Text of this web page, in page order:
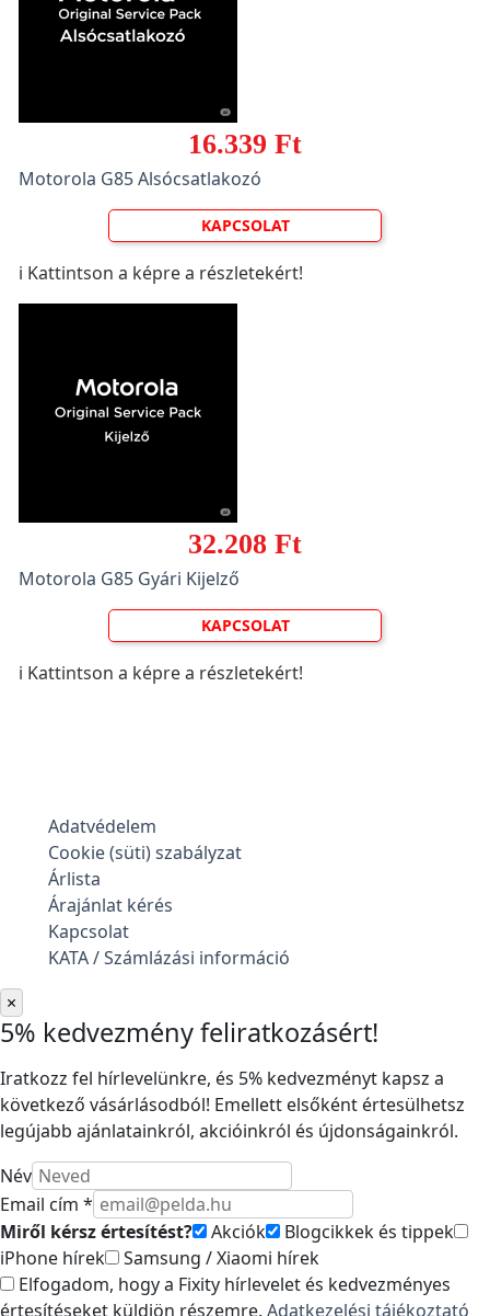
16.339 Ft
Motorola G85 Alsócsatlakozó
KAPCSOLAT
ℹ️ Kattintson a képre a részletekért!
32.208 Ft
Motorola G85 Gyári Kijelző
KAPCSOLAT
ℹ️ Kattintson a képre a részletekért!
Adatvédelem
Cookie (süti) szabályzat
Árlista
Árajánlat kérés
Kapcsolat
KATA / Számlázási információ
×
5% kedvezmény feliratkozásért!
Iratkozz fel hírlevelünkre, és 5% kedvezményt kapsz a
következő vásárlásodból! Emellett elsőként értesülhetsz
legújabb ajánlatainkról, akcióinkról és újdonságainkról.
Név
Email cím *
Miről kérsz értesítést?
Akciók
Blogcikkek és tippek
iPhone hírek
Samsung / Xiaomi hírek
Elfogadom, hogy a Fixity hírlevelet és kedvezményes
értesítéseket küldjön részemre. Adatkezelési tájékoztató